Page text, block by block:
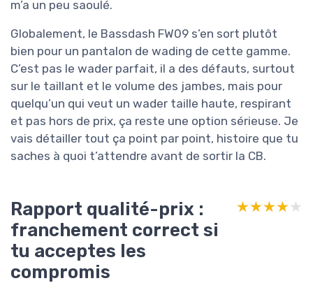
m’a un peu saoulé.
Globalement, le Bassdash FW09 s’en sort plutôt
bien pour un pantalon de wading de cette gamme.
C’est pas le wader parfait, il a des défauts, surtout
sur le taillant et le volume des jambes, mais pour
quelqu’un qui veut un wader taille haute, respirant
et pas hors de prix, ça reste une option sérieuse. Je
vais détailler tout ça point par point, histoire que tu
saches à quoi t’attendre avant de sortir la CB.
Rapport qualité-prix :
franchement correct si
tu acceptes les
compromis
★★★★★
★★★★★